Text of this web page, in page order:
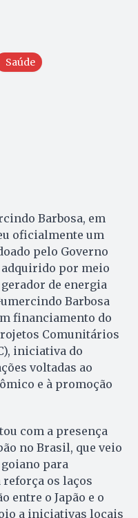
Saúde
Barbosa, em
oficialmente um
pelo Governo
adquirido por meio
de energia
Barbosa
financiamento do
Comunitários
iniciativa do
voltadas ao
e à promoção
com a presença
no Brasil, que veio
para
os laços
entre o Japão e o
a iniciativas locais